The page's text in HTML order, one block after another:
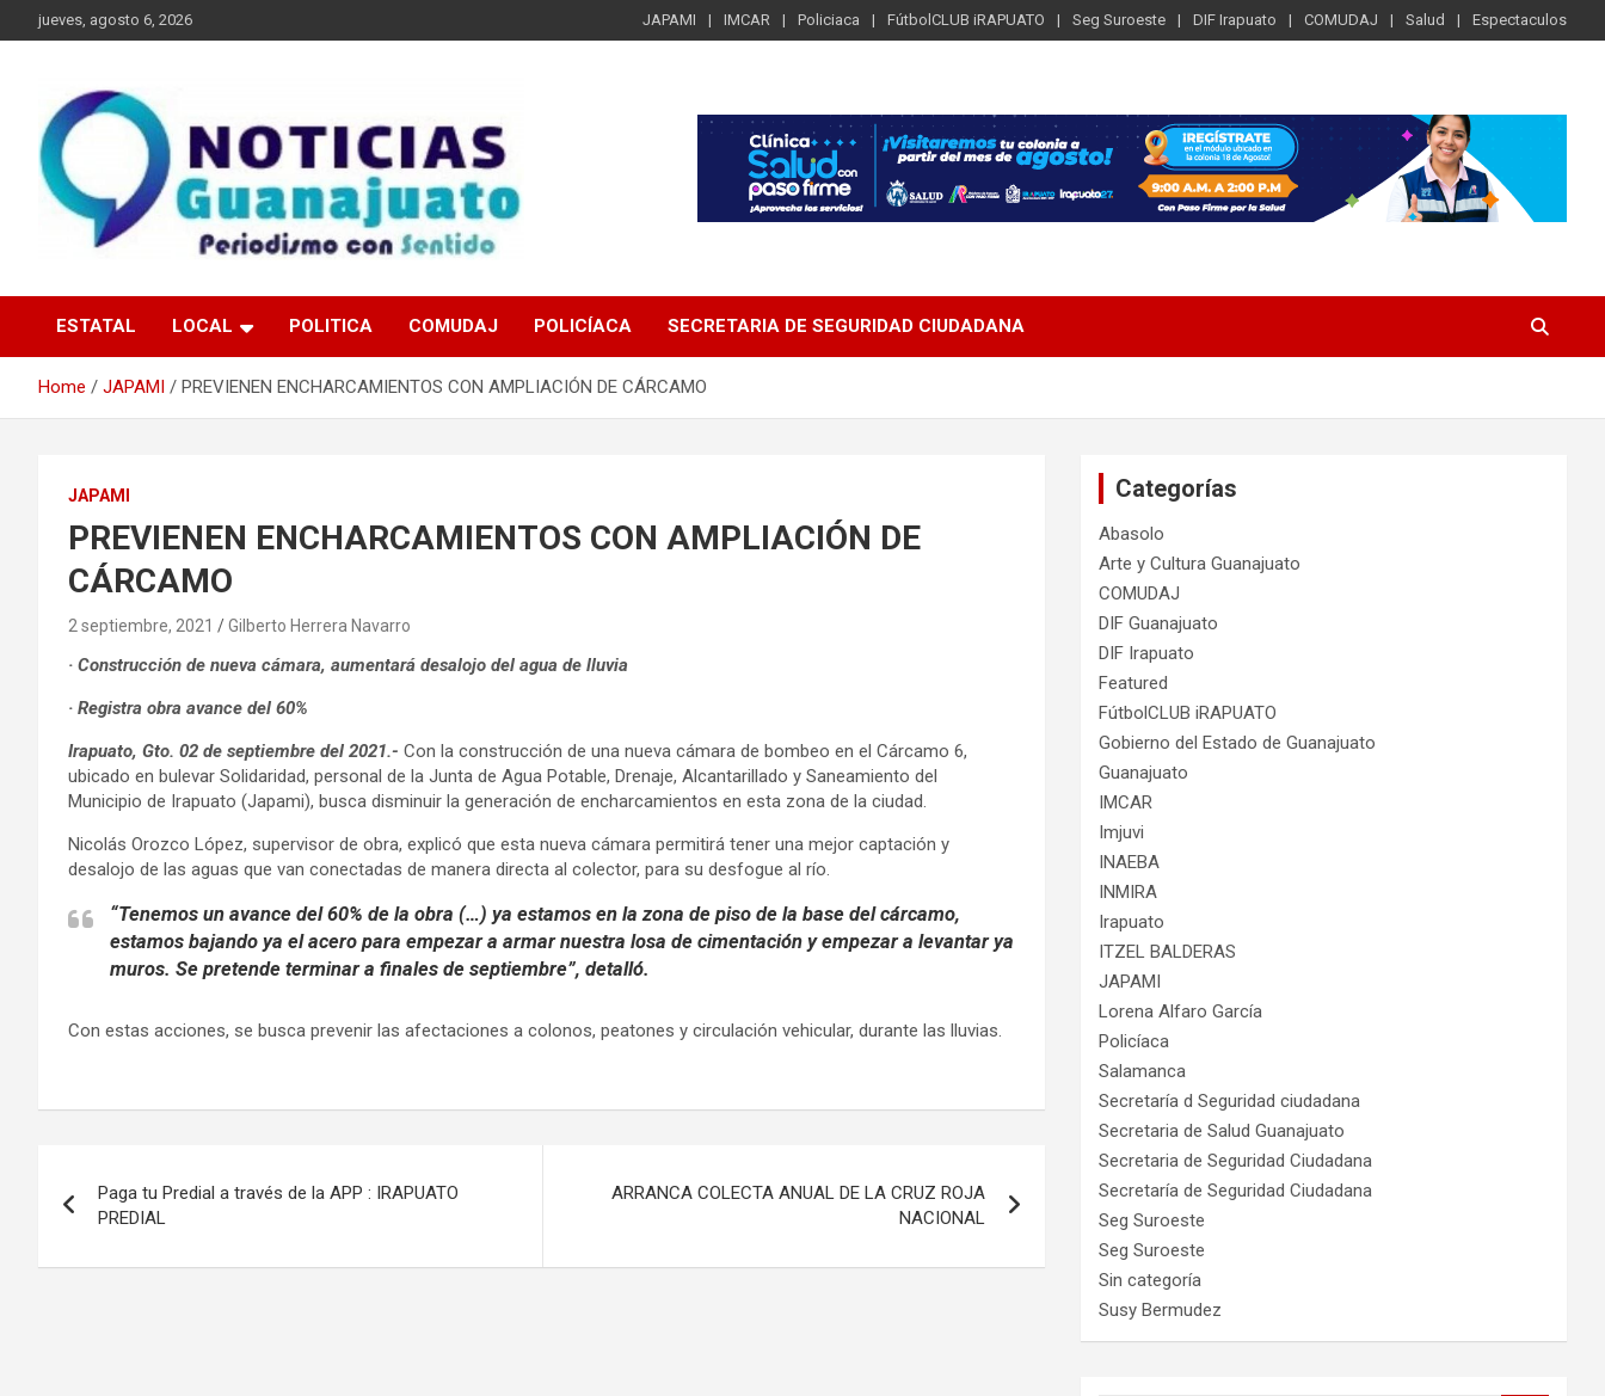
to
jueves, agosto 6, 2026 JAPAMI IMCAR Policiaca FútbolCLUB iRAPUATO Seg Suroeste DIF Irapuato COMUDAJ Salud Espectaculos
Noticias Guanajuato
ESTATAL LOCAL POLITICA COMUDAJ POLICÍACA SECRETARIA DE SEGURIDAD CIUDADANA
Home JAPAMI PREVIENEN ENCHARCAMIENTOS CON AMPLIACIÓN DE CÁRCAMO
JAPAMI
PREVIENEN ENCHARCAMIENTOS CON AMPLIACIÓN DE
CÁRCAMO
2 septiembre, 2021 Gilberto Herrera Navarro
· Construcción de nueva cámara, aumentará desalojo del agua de lluvia
· Registra obra avance del 60%
Irapuato, Gto. 02 de septiembre del 2021.- Con la construcción de una nueva cámara de bombeo en el Cárcamo 6,
ubicado en bulevar Solidaridad, personal de la Junta de Agua Potable, Drenaje, Alcantarillado y Saneamiento del
Municipio de Irapuato (Japami), busca disminuir la generación de encharcamientos en esta zona de la ciudad.
Nicolás Orozco López, supervisor de obra, explicó que esta nueva cámara permitirá tener una mejor captación y
desalojo de las aguas que van conectadas de manera directa al colector, para su desfogue al río.
“Tenemos un avance del 60% de la obra (…) ya estamos en la zona de piso de la base del cárcamo,
estamos bajando ya el acero para empezar a armar nuestra losa de cimentación y empezar a levantar ya
muros. Se pretende terminar a finales de septiembre”, detalló.
Con estas acciones, se busca prevenir las afectaciones a colonos, peatones y circulación vehicular, durante las lluvias.
de
entradas
Paga tu Predial a través de la APP : IRAPUATO
PREDIAL
ARRANCA COLECTA ANUAL DE LA CRUZ ROJA
NACIONAL
Categorías
Abasolo
Arte y Cultura Guanajuato
COMUDAJ
DIF Guanajuato
DIF Irapuato
Featured
FútbolCLUB iRAPUATO
Gobierno del Estado de Guanajuato
Guanajuato
IMCAR
Imjuvi
INAEBA
INMIRA
Irapuato
ITZEL BALDERAS
JAPAMI
Lorena Alfaro García
Policíaca
Salamanca
Secretaría d Seguridad ciudadana
Secretaria de Salud Guanajuato
Secretaria de Seguridad Ciudadana
Secretaría de Seguridad Ciudadana
Seg Suroeste
Seg Suroeste
Sin categoría
Susy Bermudez